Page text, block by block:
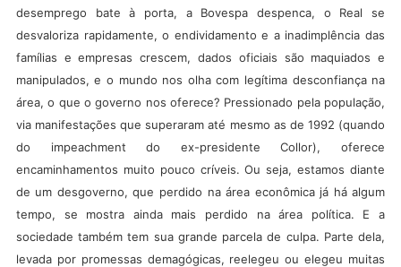
desemprego bate à porta, a Bovespa despenca, o Real se
desvaloriza rapidamente, o endividamento e a inadimplência das
famílias e empresas crescem, dados oficiais são maquiados e
manipulados, e o mundo nos olha com legítima desconfiança na
área, o que o governo nos oferece? Pressionado pela população,
via manifestações que superaram até mesmo as de 1992 (quando
do impeachment do ex-presidente Collor), oferece
encaminhamentos muito pouco críveis. Ou seja, estamos diante
de um desgoverno, que perdido na área econômica já há algum
tempo, se mostra ainda mais perdido na área política. E a
sociedade também tem sua grande parcela de culpa. Parte dela,
levada por promessas demagógicas, reelegeu ou elegeu muitas